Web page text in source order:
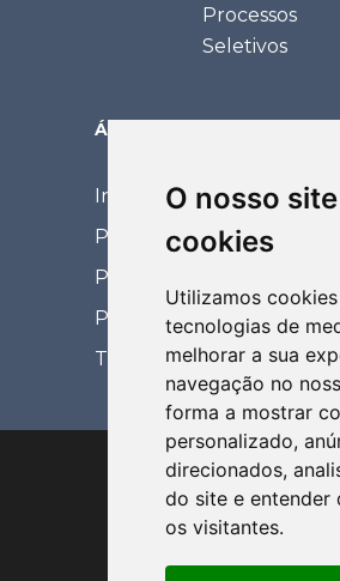
O nosso
cookies
Utilizamos
tecnologias de
melhorar a sua
navegação no
forma a mostrar
personalizado,
direcionados,
do site e entender
os visitantes.
Processos
Seletivos
ÁREA RESTRITA
Intranet
Portal Eventos
Portal Coordenador
Portal de
Treinamentos EaD
Via de Acesso Prof.